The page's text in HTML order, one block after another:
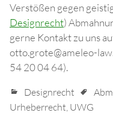
Verstößen gegen
Designrecht)
gerne Kontakt zu uns
otto.grote@ameleo-
54 20 04 64).
Designrecht
Urheberrecht, UWG